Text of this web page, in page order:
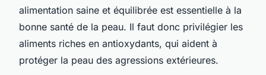
alimentation saine et équilibrée est essentielle à la
bonne santé de la peau. Il faut donc privilégier les
aliments riches en antioxydants, qui aident à
protéger la peau des agressions extérieures.